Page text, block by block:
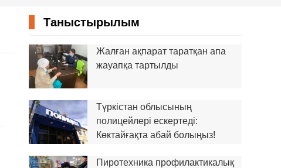
Таныстырылым
Жалған ақпарат таратқан апа
жауапқа тартылды
Түркістан облысының
полицейлері ескертеді:
Көктайғақта абай болыңыз!
Пиротехника профилактикалық